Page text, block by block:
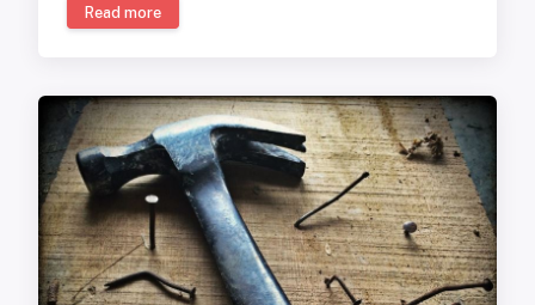
Read more